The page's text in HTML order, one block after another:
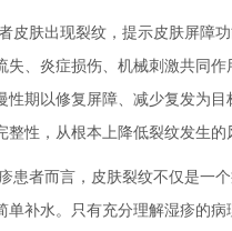
皮肤出现裂纹，提示皮肤屏障
失、炎症损伤、机械刺激共同
性期以修复屏障、减少复发为
整性，从根本上降低裂纹发生的
患者而言，皮肤裂纹不仅是一
单补水。只有充分理解湿疹的